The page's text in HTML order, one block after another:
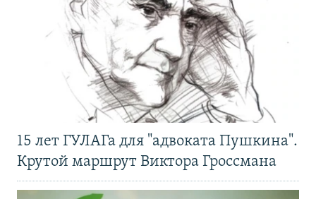
15 лет ГУЛАГа для "адвоката Пушкина".
Крутой маршрут Виктора Гроссмана